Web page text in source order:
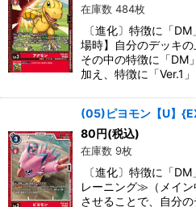
在庫数 484枚
〔進化〕特徴に「
場時】自分のデッキの
その中の特徴に「DM
加え、特徴に「Ver.1
(05)ピヨモン【U】
80 円(税込)
在庫数 9枚
〔進化〕特徴に「
レーニング≫（メイン
させることで、自分